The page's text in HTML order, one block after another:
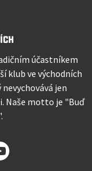
účastníkem
klub ve východních
jen
Naše motto je "Buď